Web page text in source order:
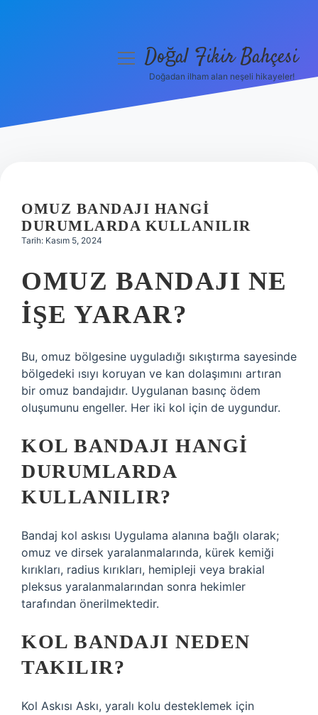
Hakkımızda
menüyüDoğal Fikir Bahçesi
Doğadan ilham alan neşeli hikayeler!
OMUZ BANDAJI HANGI
DURUMLARDA KULLANILIR
Tarih: Kasım 5, 2024
OMUZ BANDAJI NE
IŞE YARAR?
Bu, omuz bölgesine uyguladığı sıkıştırma sayesinde
bölgedeki ısıyı koruyan ve kan dolaşımını artıran
bir omuz bandajıdır. Uygulanan basınç ödem
oluşumunu engeller. Her iki kol için de uygundur.
KOL BANDAJI HANGI
DURUMLARDA
KULLANILIR?
Bandaj kol askısı Uygulama alanına bağlı olarak;
omuz ve dirsek yaralanmalarında, kürek kemiği
kırıkları, radius kırıkları, hemipleji veya brakial
pleksus yaralanmalarından sonra hekimler
tarafından önerilmektedir.
KOL BANDAJI NEDEN
TAKILIR?
Kol Askısı Askı, yaralı kolu desteklemek için